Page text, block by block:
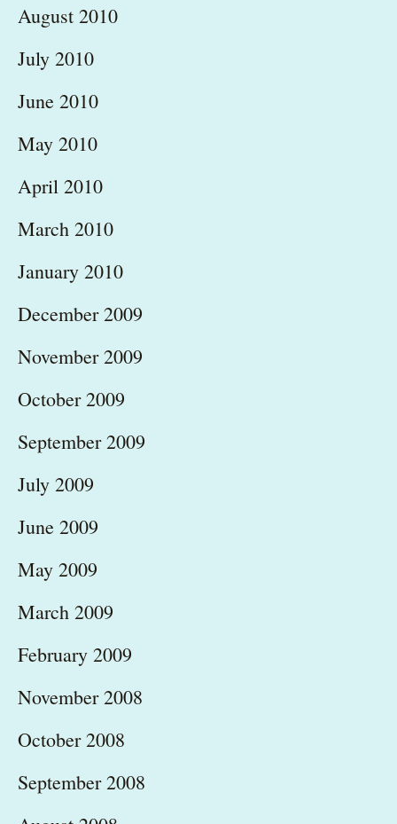
August 2010
July 2010
June 2010
May 2010
April 2010
March 2010
January 2010
December 2009
November 2009
October 2009
September 2009
July 2009
June 2009
May 2009
March 2009
February 2009
November 2008
October 2008
September 2008